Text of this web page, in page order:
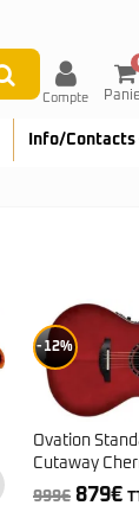
Compte
Info/Contacts
12%
Ovation
Cutaway
999€ Le
879€